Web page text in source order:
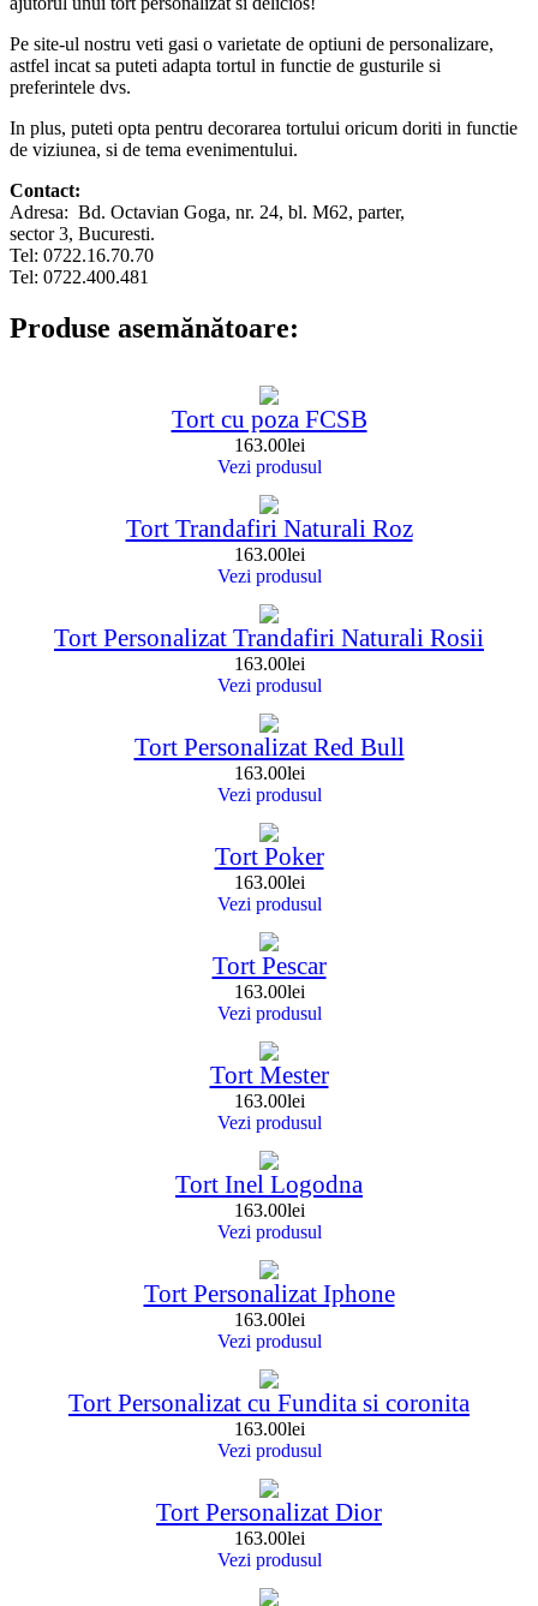
Pe site-ul nostru veti gasi o varietate de optiuni de personalizare,
astfel incat sa puteti adapta tortul in functie de gusturile si
preferintele dvs.
In plus, puteti opta pentru decorarea tortului oricum doriti in functie
de viziunea, si de tema evenimentului.
Contact:
Adresa: Bd. Octavian Goga, nr. 24, bl. M62, parter,
sector 3, Bucuresti.
Tel: 0722.16.70.70
Tel: 0722.400.481
Produse asemănătoare:
Tort cu poza FCSB
163.00lei
Vezi produsul
Tort Trandafiri Naturali Roz
163.00lei
Vezi produsul
Tort Personalizat Trandafiri Naturali Rosii
163.00lei
Vezi produsul
Tort Personalizat Red Bull
163.00lei
Vezi produsul
Tort Poker
163.00lei
Vezi produsul
Tort Pescar
163.00lei
Vezi produsul
Tort Mester
163.00lei
Vezi produsul
Tort Inel Logodna
163.00lei
Vezi produsul
Tort Personalizat Iphone
163.00lei
Vezi produsul
Tort Personalizat cu Fundita si coronita
163.00lei
Vezi produsul
Tort Personalizat Dior
163.00lei
Vezi produsul